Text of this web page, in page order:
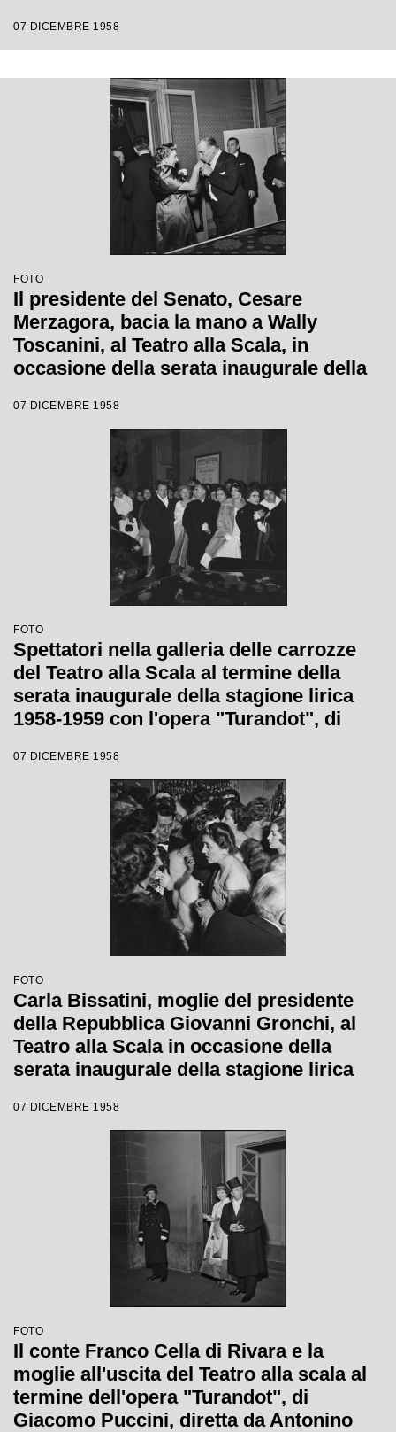
regia di Margherita Walmann
07 DICEMBRE 1958
FOTO
Il presidente del Senato, Cesare
Merzagora, bacia la mano a Wally
Toscanini, al Teatro alla Scala, in
occasione della serata inaugurale della
"Turandot" di Giacomo Puccini, diretta
da Antonino Votto con la regia di
Margherita Walmann
07 DICEMBRE 1958
FOTO
Spettatori nella galleria delle carrozze
del Teatro alla Scala al termine della
serata inaugurale della stagione lirica
1958-1959 con l'opera "Turandot", di
Votto con la regia di Margherita
07 DICEMBRE 1958
FOTO
Carla Bissatini, moglie del presidente
della Repubblica Giovanni Gronchi, al
Teatro alla Scala in occasione della
serata inaugurale della stagione lirica
Giacomo Puccini, diretta da Antonino
Votto con la regia di Margherita
07 DICEMBRE 1958
FOTO
Il conte Franco Cella di Rivara e la
moglie all'uscita del Teatro alla scala al
termine dell'opera "Turandot", di
Giacomo Puccini, diretta da Antonino